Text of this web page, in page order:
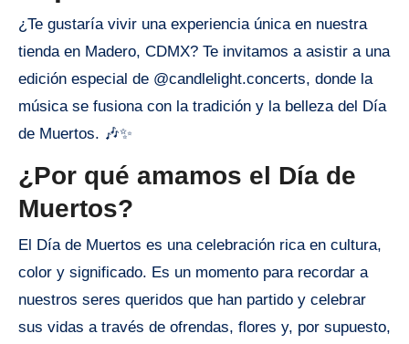
¿Te gustaría vivir una experiencia única en nuestra
tienda en Madero, CDMX? Te invitamos a asistir a una
edición especial de @candlelight.concerts, donde la
música se fusiona con la tradición y la belleza del Día
de Muertos. 🎶✨
¿Por qué amamos el Día de
Muertos?
El Día de Muertos es una celebración rica en cultura,
color y significado. Es un momento para recordar a
nuestros seres queridos que han partido y celebrar
sus vidas a través de ofrendas, flores y, por supuesto,